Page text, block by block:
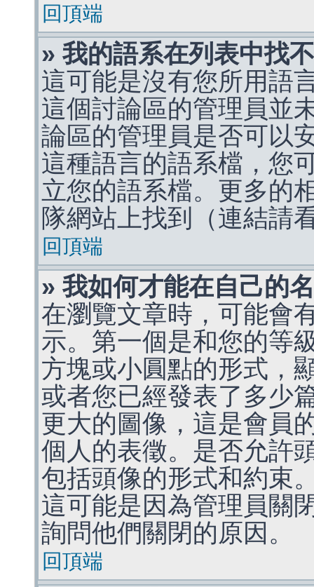
回頂端
» 我的語系在列表中找
這可能是沒有您所用語
這個討論區的管理員並
論區的管理員是否可以
這種語言的語系檔，您
立您的語系檔。更多的
隊網站上找到（連結請
回頂端
» 我如何才能在自己的
在瀏覽文章時，可能會
示。第一個是和您的等
方塊或小圓點的形式，
或者您已經發表了多少
更大的圖像，這是會員
個人的表徵。是否允許
包括頭像的形式和約束
這可能是因為管理員關
詢問他們關閉的原因。
回頂端